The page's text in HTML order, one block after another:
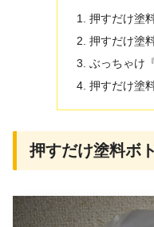
押すだけ塗
押すだけ塗
ぶっちゃけ
押すだけ塗
押すだけ塗料ボ